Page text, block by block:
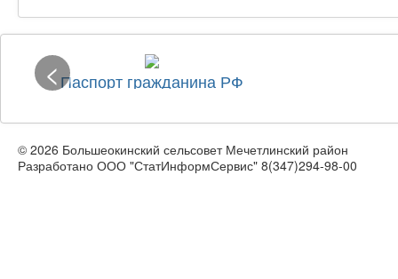
Паспорт гражданина РФ
<
© 2026 Большеокинский сельсовет Мечетлинский район
Разработано ООО "СтатИнформСервис" 8(347)294-98-00